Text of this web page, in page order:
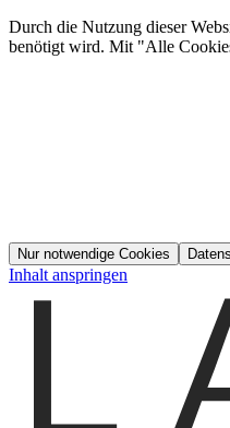
Durch die Nutzung dieser
benötigt wird. Mit "Alle
Nur notwendige Cookies
Inhalt anspringen